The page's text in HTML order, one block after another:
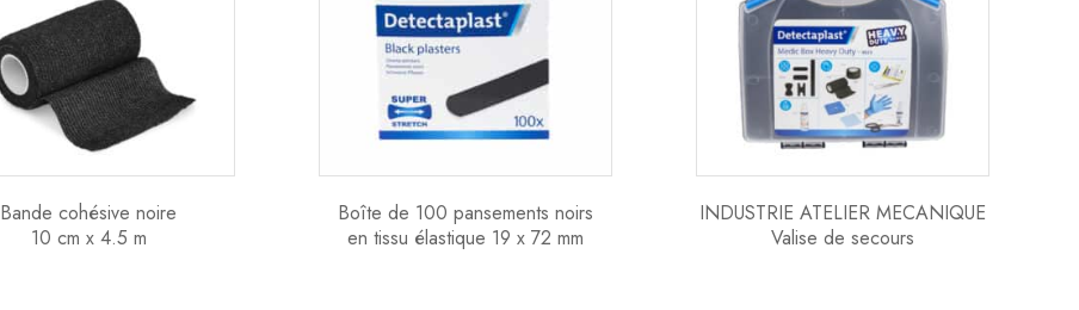
Bande cohésive noire
10 cm x 4.5 m
Boîte de 100 pansements noirs
en tissu élastique 19 x 72 mm
INDUSTRIE ATELIER MECANIQUE
Valise de secours